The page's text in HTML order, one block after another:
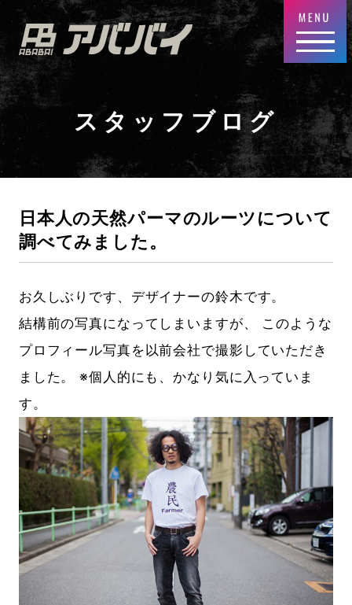
スタッフブログ
日本人の天然パーマのルーツについて
調べてみました。
お久しぶりです、デザイナーの鈴木です。
結構前の写真になってしまいますが、 このような
プロフィール写真を以前会社で撮影していただき
ました。 ※個人的にも、かなり気に入っていま
す。